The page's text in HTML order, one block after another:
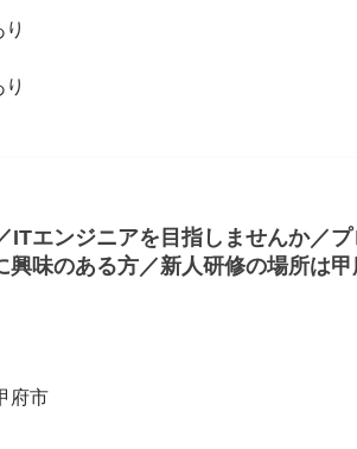
ITエンジニアを目指しませんか／
興味のある方／新人研修の場所は甲
府市